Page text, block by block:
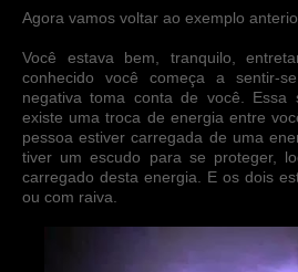
Agora vamos voltar ao exemplo
Você estava bem, tranquilo,
conhecido você começa a sentir-
negativa toma conta de você. Essa
existe uma troca de energia entre
pessoa estiver carregada de uma
tiver um escudo para se proteger,
carregado desta energia. E os dois
ou com raiva.